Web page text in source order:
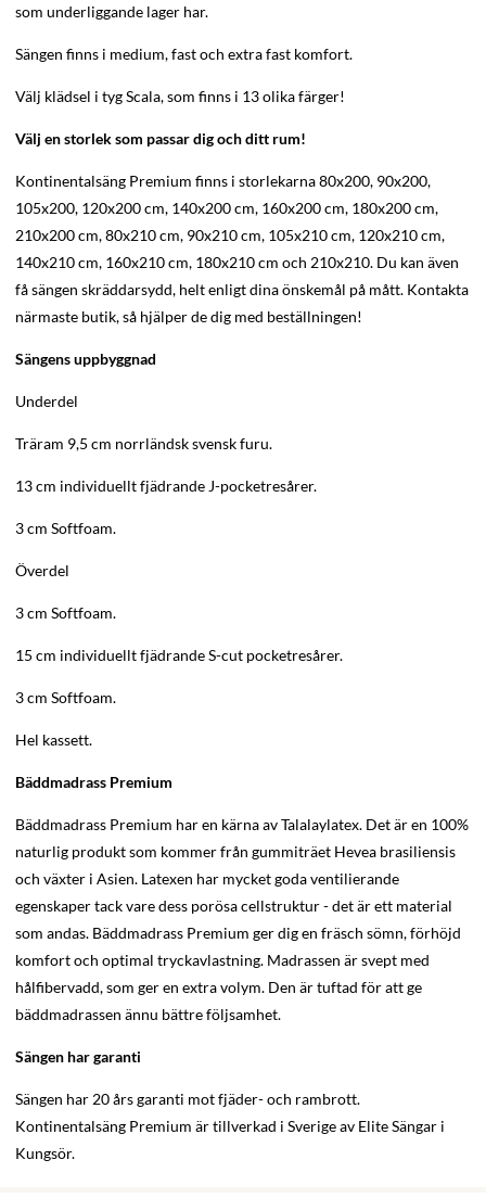
som underliggande lager har.
Sängen finns i medium, fast och extra fast komfort.
Välj klädsel i tyg Scala, som finns i 13 olika färger!
Välj en storlek som passar dig och ditt rum!
Kontinentalsäng Premium finns i storlekarna 80x200, 90x200,
105x200, 120x200 cm, 140x200 cm, 160x200 cm, 180x200 cm,
210x200 cm, 80x210 cm, 90x210 cm, 105x210 cm, 120x210 cm,
140x210 cm, 160x210 cm, 180x210 cm och 210x210. Du kan även
få sängen skräddarsydd, helt enligt dina önskemål på mått. Kontakta
närmaste butik, så hjälper de dig med beställningen!
Sängens uppbyggnad
Underdel
Träram 9,5 cm norrländsk svensk furu.
13 cm individuellt fjädrande J-pocketresårer.
3 cm Softfoam.
Överdel
3 cm Softfoam.
15 cm individuellt fjädrande S-cut pocketresårer.
3 cm Softfoam.
Hel kassett.
Bäddmadrass Premium
Bäddmadrass Premium har en kärna av Talalaylatex. Det är en 100%
naturlig produkt som kommer från gummiträet Hevea brasiliensis
och växter i Asien. Latexen har mycket goda ventilierande
egenskaper tack vare dess porösa cellstruktur - det är ett material
som andas. Bäddmadrass Premium ger dig en fräsch sömn, förhöjd
komfort och optimal tryckavlastning. Madrassen är svept med
hålfibervadd, som ger en extra volym. Den är tuftad för att ge
bäddmadrassen ännu bättre följsamhet.
Sängen har garanti
Sängen har 20 års garanti mot fjäder- och rambrott.
Kontinentalsäng Premium är tillverkad i Sverige av Elite Sängar i
Kungsör.